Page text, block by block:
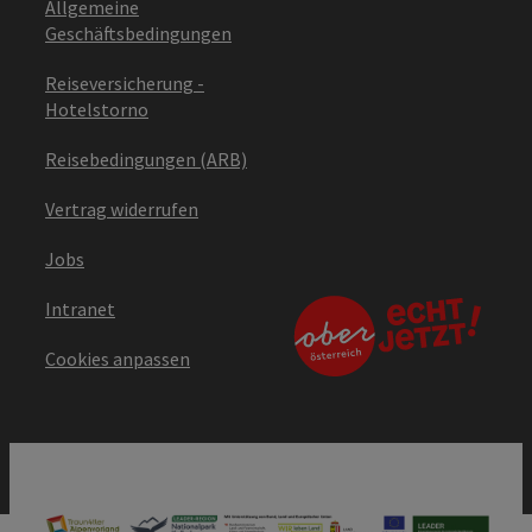
Allgemeine
Geschäftsbedingungen
Reiseversicherung -
Hotelstorno
Reisebedingungen (ARB)
Vertrag widerrufen
Jobs
Intranet
Cookies anpassen